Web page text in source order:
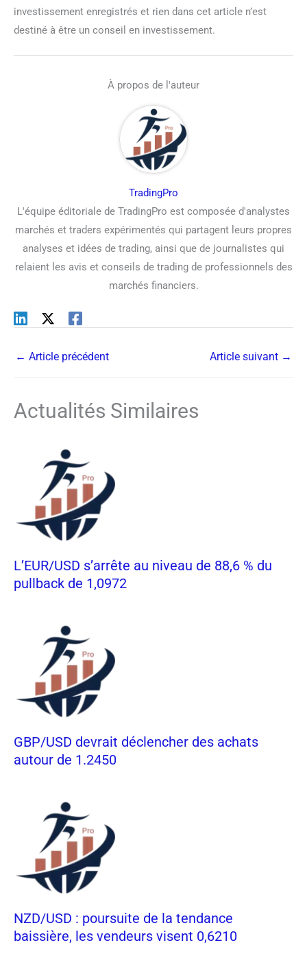
investissement enregistrés et rien dans cet article n’est
destiné à être un conseil en investissement.
À propos de l'auteur
TradingPro
L'équipe éditoriale de TradingPro est composée d'analystes
marchés et traders expérimentés qui partagent leurs propres
analyses et idées de trading, ainsi que de journalistes qui
relaient les avis et conseils de trading de professionnels des
marchés financiers.
← Article précédent Article suivant →
Actualités Similaires
L’EUR/USD s’arrête au niveau de 88,6 % du
pullback de 1,0972
GBP/USD devrait déclencher des achats
autour de 1.2450
NZD/USD : poursuite de la tendance
baissière, les vendeurs visent 0,6210